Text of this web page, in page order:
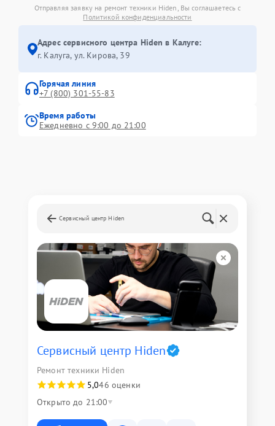
Отправляя заявку на ремонт техники Hiden, Вы соглашаетесь с
Политикой конфиденциальности
Адрес сервисного центра Hiden в Калуге:
г. Калуга, ул. Кирова, 39
Горячая линия
+7 (800) 301-55-83
Время работы
Ежедневно с 9:00 до 21:00
Сервисный центр Hiden
Сервисный центр Hiden
Ремонт техники Hiden
5,046 оценки
Открыто до 21:00